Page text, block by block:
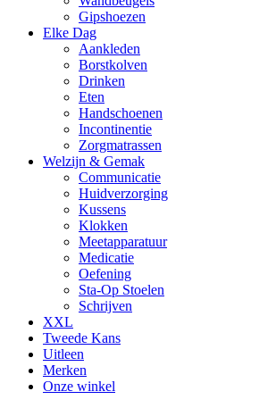
Gipshoezen
Elke Dag
Aankleden
Borstkolven
Drinken
Eten
Handschoenen
Incontinentie
Zorgmatrassen
Welzijn & Gemak
Communicatie
Huidverzorging
Kussens
Klokken
Meetapparatuur
Medicatie
Oefening
Sta-Op Stoelen
Schrijven
XXL
Tweede Kans
Uitleen
Merken
Onze winkel